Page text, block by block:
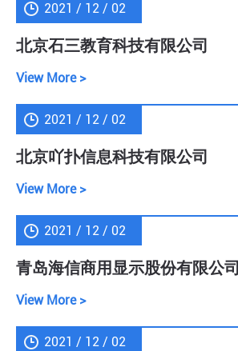
2021 / 12 / 02
北京石三教育科技有限公司
View More >
2021 / 12 / 02
北京吖扑信息科技有限公司
View More >
2021 / 12 / 02
青岛海信商用显示股份有限公司
View More >
2021 / 12 / 02